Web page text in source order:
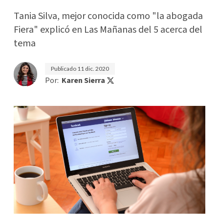
Tania Silva, mejor conocida como "la abogada
Fiera" explicó en Las Mañanas del 5 acerca del
tema
Publicado 11 dic. 2020
Por: Karen Sierra